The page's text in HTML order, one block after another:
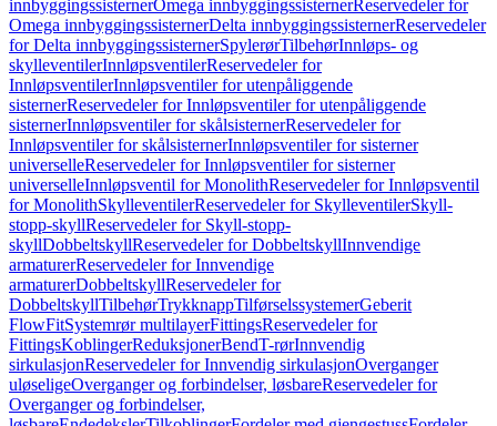
innbyggingssisternerOmega innbyggingssisternerReservedeler for
Omega innbyggingssisternerDelta innbyggingssisternerReservedeler
for Delta innbyggingssisternerSpylerørTilbehørInnløps- og
skylleventilerInnløpsventilerReservedeler for
InnløpsventilerInnløpsventiler for utenpåliggende
sisternerReservedeler for Innløpsventiler for utenpåliggende
sisternerInnløpsventiler for skålsisternerReservedeler for
Innløpsventiler for skålsisternerInnløpsventiler for sisterner
universelleReservedeler for Innløpsventiler for sisterner
universelleInnløpsventil for MonolithReservedeler for Innløpsventil
for MonolithSkylleventilerReservedeler for SkylleventilerSkyll-
stopp-skyllReservedeler for Skyll-stopp-
skyllDobbeltskyllReservedeler for DobbeltskyllInnvendige
armaturerReservedeler for Innvendige
armaturerDobbeltskyllReservedeler for
DobbeltskyllTilbehørTrykknappTilførselssystemerGeberit
FlowFitSystemrør multilayerFittingsReservedeler for
FittingsKoblingerReduksjonerBendT-rørInnvendig
sirkulasjonReservedeler for Innvendig sirkulasjonOverganger
uløseligeOverganger og forbindelser, løsbareReservedeler for
Overganger og forbindelser,